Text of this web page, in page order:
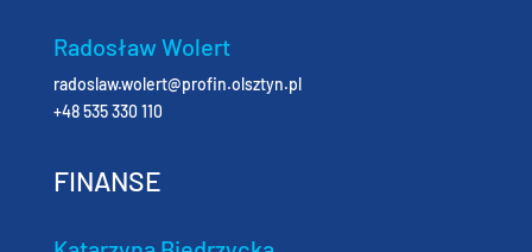
Radosław Wolert
radoslaw.wolert@profin.olsztyn.pl
+48 535 330 110
FINANSE